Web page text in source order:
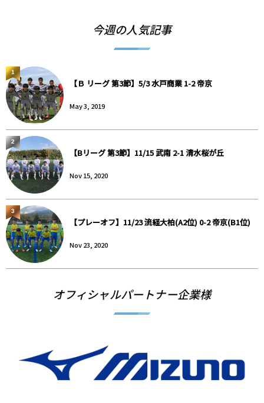
今週の人気記事
【Ｂ リーグ 第3節】5/3 水戸商業 1-2 帝京
May 3, 2019
1
【Bリーグ 第3節】11/15 武南 2-1 清水桜が丘
Nov 15, 2020
2
【プレーオフ】11/23 流経大柏(A2位) 0-2 帝京(B1位)
Nov 23, 2020
3
オフィシャルパートナー企業様